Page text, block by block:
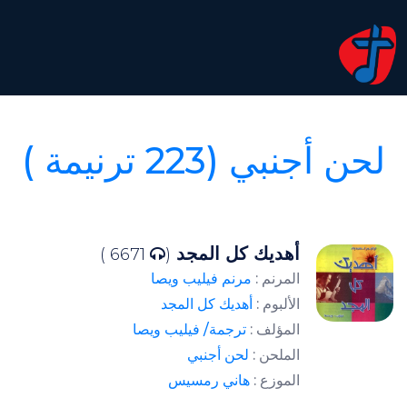
أجنبي (223 ترنيمة )
أهديك كل المجد(
6671 )
المرنم :مرنم فيليب ويصا
الألبوم :أهديك كل المجد
المؤلف :ترجمة/ فيليب ويصا
الملحن :لحن أجنبي
الموزع :هاني رمسيس